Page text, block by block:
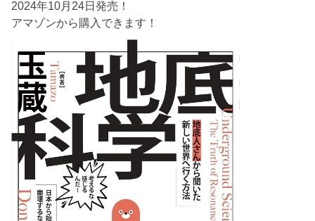
2024年10月24日発売！
アマゾンから購入できます！